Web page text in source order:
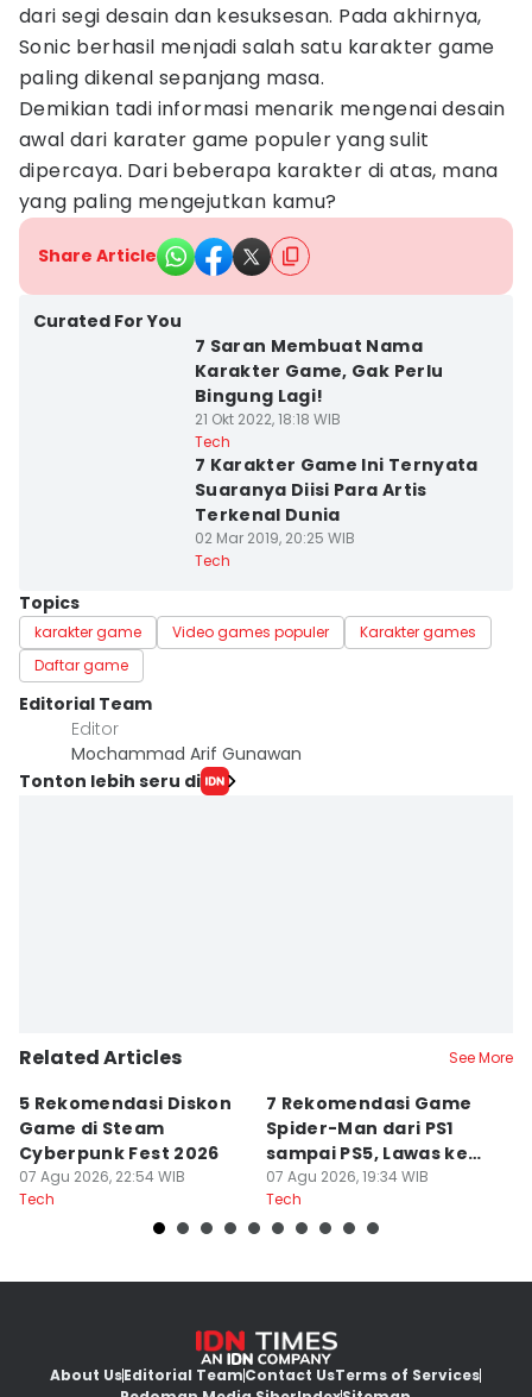
dari segi desain dan kesuksesan. Pada akhirnya,
Sonic berhasil menjadi salah satu karakter game
paling dikenal sepanjang masa.
Demikian tadi informasi menarik mengenai desain
awal dari karater game populer yang sulit
dipercaya. Dari beberapa karakter di atas, mana
yang paling mengejutkan kamu?
Share Article
Curated For You
7 Saran Membuat Nama
Karakter Game, Gak Perlu
Bingung Lagi!
21 Okt 2022, 18:18 WIB
Tech
7 Karakter Game Ini Ternyata
Suaranya Diisi Para Artis
Terkenal Dunia
02 Mar 2019, 20:25 WIB
Tech
Topics
karakter game Video games populer
Karakter games
Daftar game
Editorial Team
Editor
Mochammad Arif Gunawan
Tonton lebih seru di
Related Articles See More
5 Rekomendasi Diskon
Game di Steam
Cyberpunk Fest 2026
07 Agu 2026, 22:54 WIB
Tech
7 Rekomendasi Game
Spider-Man dari PS1
sampai PS5, Lawas ke
Modern
07 Agu 2026, 19:34 WIB
Tech
About UsEditorial TeamContact UsTerms of Services